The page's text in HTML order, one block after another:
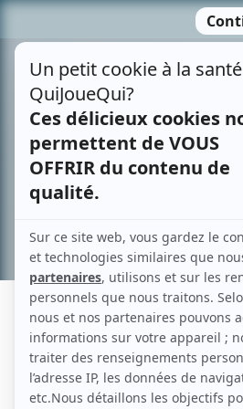
contenu
TAMARA MOULIN
Liens
Fiche de Tamara Moulin sur Showbizz.net